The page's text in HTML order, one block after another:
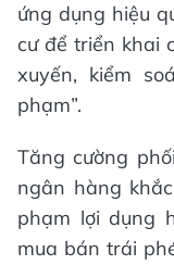
ứng dụng hiệu
cư để triển khai
xuyến, kiểm
phạm”.
Tăng cường
ngân hàng
phạm lợi dụng
mua bán trái